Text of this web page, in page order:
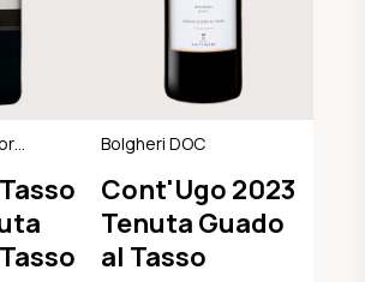
Bolgheri DOC
Cont'Ugo 2023
Tenuta Guado
al Tasso